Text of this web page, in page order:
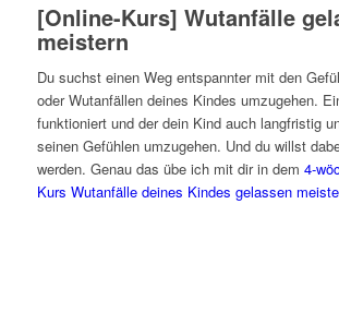
[Online-Kurs] Wutanfälle
meistern
Du suchst einen Weg entspannter mit den
oder Wutanfällen deines Kindes umzugehen.
funktioniert und der dein Kind auch langfristig
seinen Gefühlen umzugehen. Und du willst
werden. Genau das übe ich mit dir in dem 4-
Kurs Wutanfälle deines Kindes gelassen